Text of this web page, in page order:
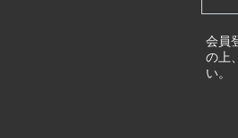
会員
の上
い。